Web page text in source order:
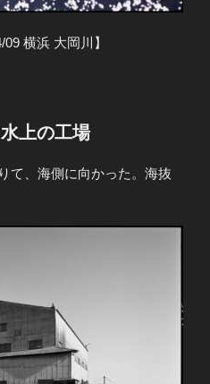
横浜 大岡川】
上の工場
て、海側に向かった。海抜